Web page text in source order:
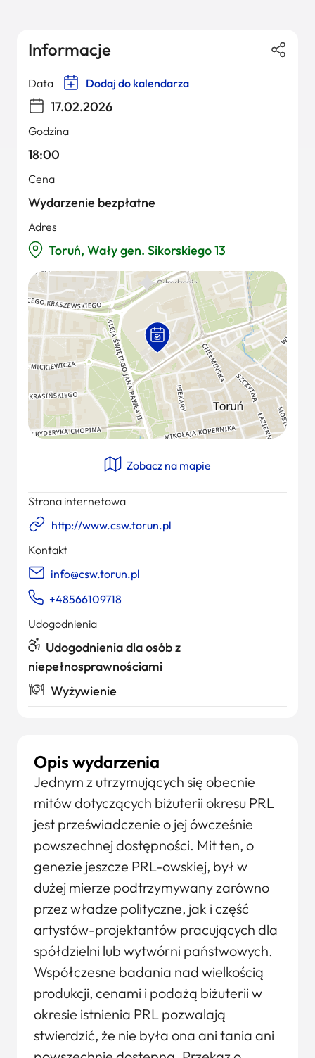
Opis wydarzenia
Jednym z utrzymujących się obecnie
mitów dotyczących biżuterii okresu PRL
jest przeświadczenie o jej ówcześnie
powszechnej dostępności. Mit ten, o
genezie jeszcze PRL-owskiej, był w
dużej mierze podtrzymywany zarówno
przez władze polityczne, jak i część
artystów-projektantów pracujących dla
spółdzielni lub wytwórni państwowych.
Współczesne badania nad wielkością
produkcji, cenami i podażą biżuterii w
okresie istnienia PRL pozwalają
stwierdzić, że nie była ona ani tania ani
Informacje
Data Dodaj do kalendarza
17.02.2026
Godzina
18:00
Cena
Wydarzenie bezpłatne
Adres
Toruń, Wały gen. Sikorskiego 13
Zobacz na mapie
Strona internetowa
http://www.csw.torun.pl
Kontakt
info@csw.torun.pl
+48566109718
Udogodnienia
Udogodnienia dla osób z
niepełnosprawnościami
Wyżywienie